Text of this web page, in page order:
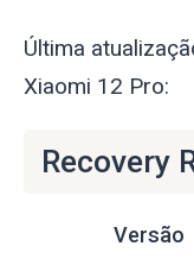
Última
Xiaomi 12 Pro:
Recovery
Versão